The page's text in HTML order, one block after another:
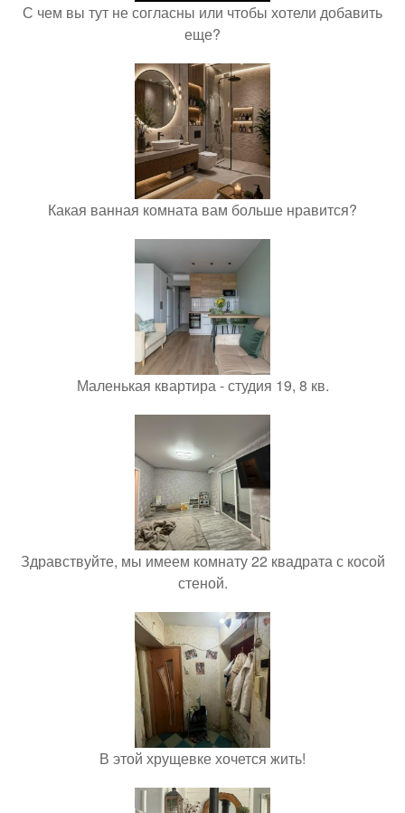
С чем вы тут не согласны или чтобы хотели добавить
еще?
Какая ванная комната вам больше нравится?
Маленькая квартира - студия 19, 8 кв.
Здравствуйте, мы имеем комнату 22 квадрата с косой
стеной.
В этой хрущевке хочется жить!